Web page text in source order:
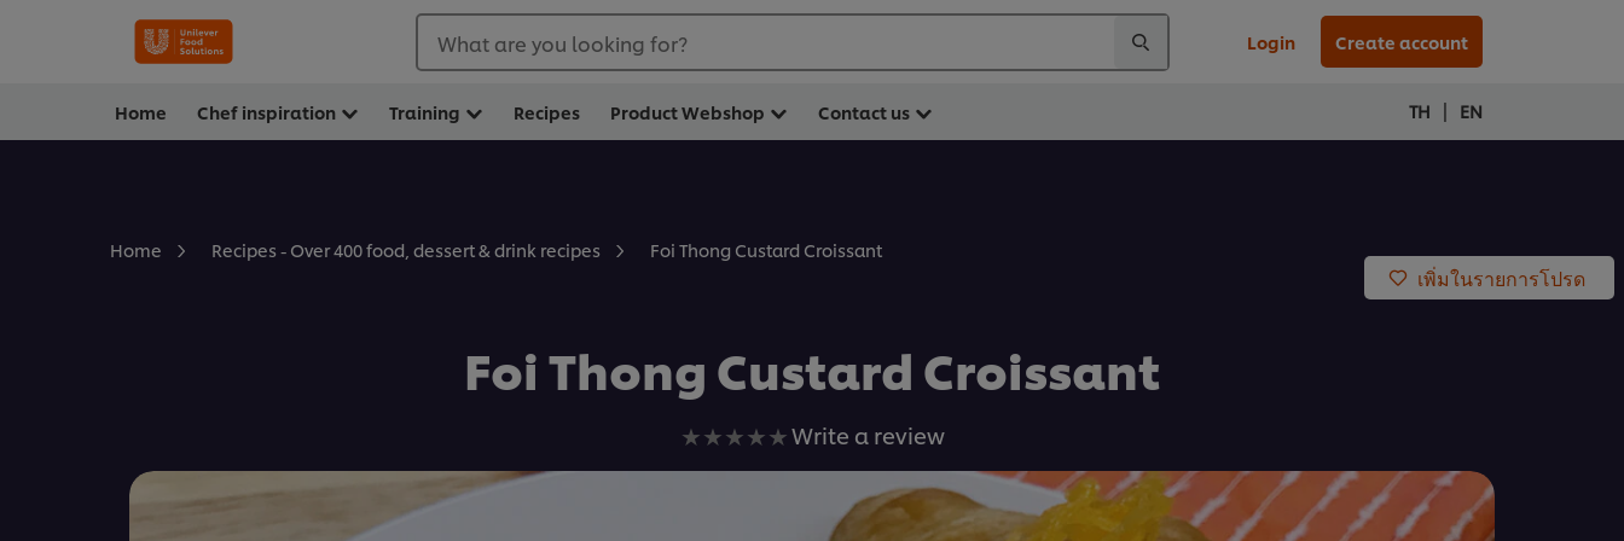
What are you looking for? Login Create account
Home Chef inspiration Training Recipes Product Webshop Contact us TH | EN
Home Recipes - Over 400 food, dessert & drink recipes Foi Thong Custard Croissant
เพิ่มในรายการโปรด
Foi Thong Custard Croissant
No
ratings
submitted
for
Write a review